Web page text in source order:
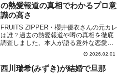
の熱愛報道の真相でわかるプロ意
識の高さ
FRUITS ZIPPER・櫻井優衣さんの元カレ
は誰？過去の熱愛報道や噂の真相を徹底
調査しました。本人が語る意外な恋愛観
を独自の視点で解説。そこから見えてき
た「プロ意識の高さ」と、ファンから愛
される秘密に迫ります。
2026.02.01
西川瑞希(みずき)が結婚で旦那